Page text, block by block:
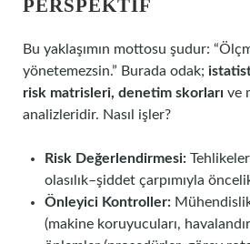
PERSPEKTIF
Bu yaklaşımın mottosu şudur:
yönetemezsin.” Burada odak;
risk matrisleri, denetim skorları ve
analizleridir. Nasıl işler?
Risk Değerlendirmesi:
olasılık–şiddet çarpımıyla
Önleyici Kontroller:
(makine koruyucuları,